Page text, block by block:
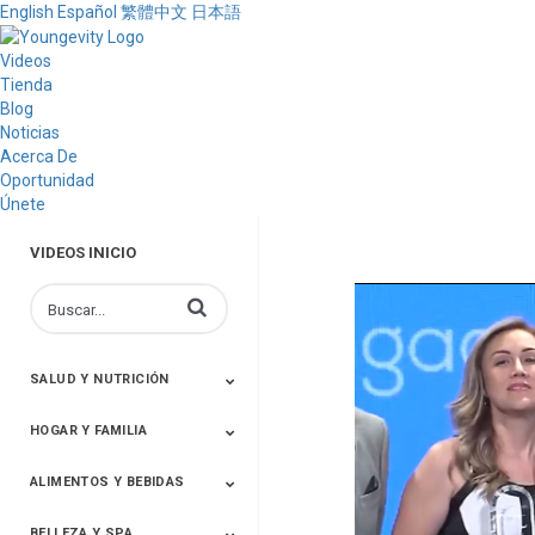
English Español 繁體中文 日本語
Videos
Tienda
Blog
Noticias
Acerca De
Oportunidad
Únete
VIDEOS INICIO
Introduzca los conceptos de búsqueda de
SALUD Y NUTRICIÓN
Nutrición Enfocada
ProLine™
Malteadas
Productos FX
HOGAR Y FAMILIA
Hogar
ALIMENTOS Y BEBIDAS